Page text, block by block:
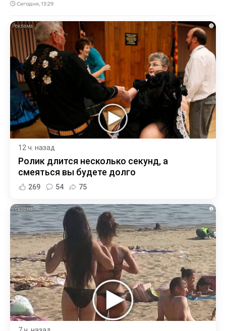
Сегодня, 13:29
i
12 ч. назад
Ролик длится несколько секунд, а
смеяться вы будете долго
269 54 75
i